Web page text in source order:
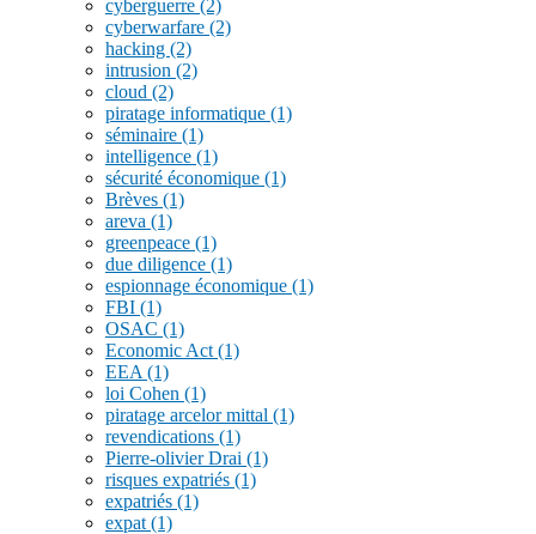
cyberguerre (2)
cyberwarfare (2)
hacking (2)
intrusion (2)
cloud (2)
piratage informatique (1)
séminaire (1)
intelligence (1)
sécurité économique (1)
Brèves (1)
areva (1)
greenpeace (1)
due diligence (1)
espionnage économique (1)
FBI (1)
OSAC (1)
Economic Act (1)
EEA (1)
loi Cohen (1)
piratage arcelor mittal (1)
revendications (1)
Pierre-olivier Drai (1)
risques expatriés (1)
expatriés (1)
expat (1)